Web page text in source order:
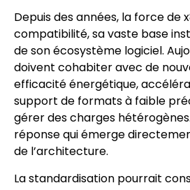
Depuis des années, la force de
compatibilité, sa vaste base
de son écosystème logiciel.
doivent cohabiter avec de
efficacité énergétique,
support de formats à faible
gérer des charges
réponse qui émerge
de l’architecture.
La standardisation pourrait